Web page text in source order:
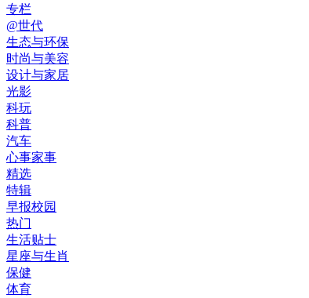
专栏
@世代
生态与环保
时尚与美容
设计与家居
光影
科玩
科普
汽车
心事家事
精选
特辑
早报校园
热门
生活贴士
星座与生肖
保健
体育